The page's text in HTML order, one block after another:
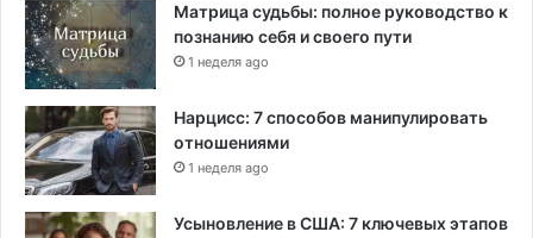
Матрица судьбы: полное руководство к
познанию себя и своего пути
1 неделя ago
Нарцисс: 7 способов манипулировать
отношениями
1 неделя ago
Усыновление в США: 7 ключевых этапов